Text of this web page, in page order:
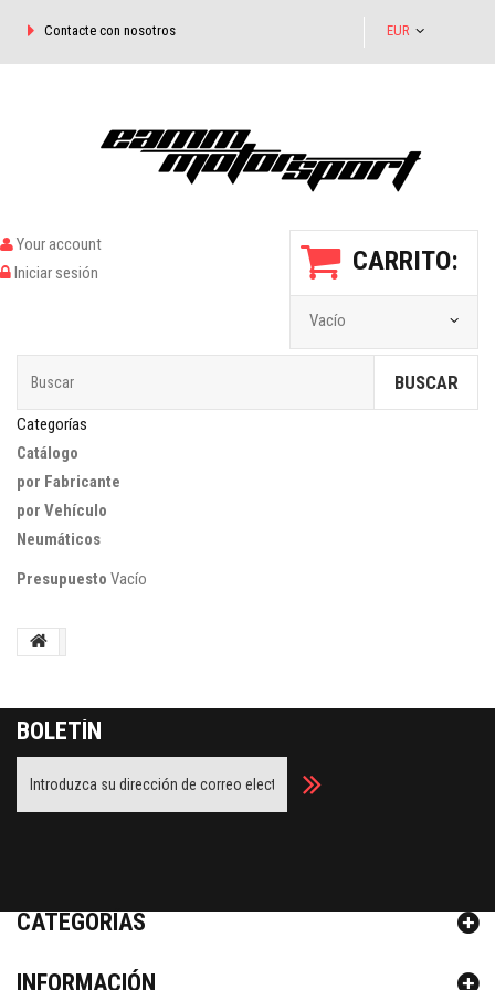
EUR
Contacte con nosotros
CARRITO:
Vacío
Your account
Iniciar sesión
BUSCAR
Categorías
Catálogo
por Fabricante
por Vehículo
Neumáticos
Presupuesto Vacío
BOLETÍN
CATEGORÍAS
INFORMACIÓN